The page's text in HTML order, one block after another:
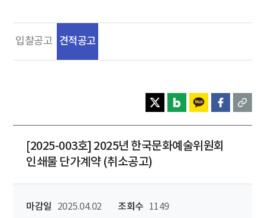
입찰공고 견적공고
[2025-003호] 2025년 한국문화예술위원회
인쇄물 단가계약 (취소공고)
마감일 2025.04.02 조회수
1149